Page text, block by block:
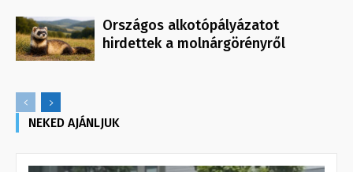
Országos alkotópályázatot
hirdettek a molnárgörényről
NEKED AJÁNLJUK